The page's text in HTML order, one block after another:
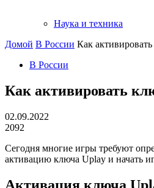
Наука и техника
Домой В России Как
В России
Как активировать
02.09.2022
2092
Сегодня многие игры требуют
активацию ключа Uplay и начать
Активация ключа